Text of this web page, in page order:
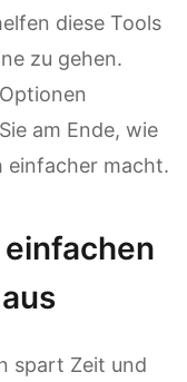
diese Tools
zu gehen.
am Ende, wie
einfacher macht.
spart Zeit und